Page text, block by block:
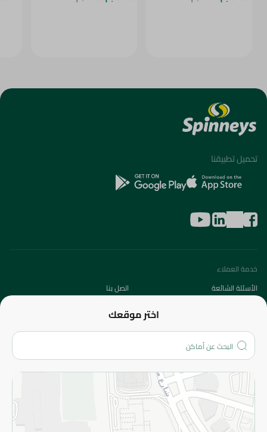
اختر موقعك
تحميل تطبيقنا
خدمة العملاء
الأسئلة الشائعة
اتصل بنا
من نحن؟
الفروع
المزيد
الاسترجاع
سياسة الاستخدام
سياسة الخصوصية